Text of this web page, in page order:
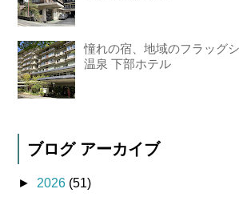
憧れの宿、地域のフラッグ
温泉 下部ホテル
ブログ アーカイブ
► 2026 (51)